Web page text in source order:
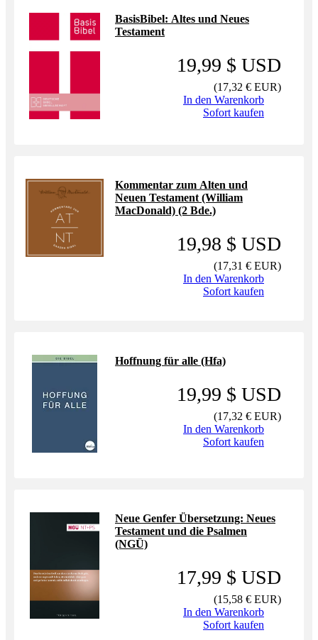
BasisBibel: Altes und Neues
Testament
19,99 $ USD
(17,32 € EUR)
In den Warenkorb
Sofort kaufen
Kommentar zum Alten und
Neuen Testament (William
MacDonald) (2 Bde.)
19,98 $ USD
(17,31 € EUR)
In den Warenkorb
Sofort kaufen
Hoffnung für alle (Hfa)
19,99 $ USD
(17,32 € EUR)
In den Warenkorb
Sofort kaufen
Neue Genfer Übersetzung: Neues
Testament und die Psalmen
(NGÜ)
17,99 $ USD
(15,58 € EUR)
In den Warenkorb
Sofort kaufen